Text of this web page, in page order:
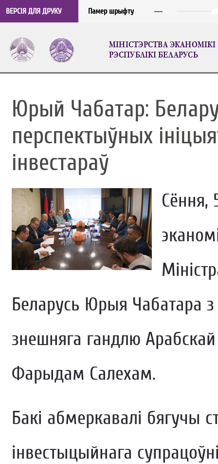
ВЕРСІЯ ДЛЯ ДРУКУ Памер шрыфту ─
МIНICТЭРСТВА ЭКАНОМIКI
РЭСПУБЛIКI БЕЛАРУСЬ
Юрый Чабатар:
перспектыўных
інвестараў
Сёння,
Беларусь Юрыя Чабатара з
знешняга гандлю
Фарыдам Салехам.
Бакі абмеркавалі бягучы
інвестыцыйнага